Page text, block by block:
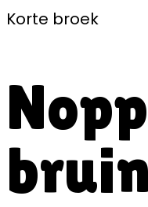
Korte broek
bruin